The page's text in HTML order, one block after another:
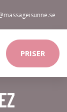
PRISER